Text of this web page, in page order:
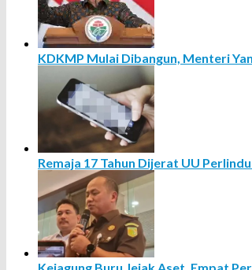
KDKMP Mulai Dibangun, Menteri
Remaja 17 Tahun Dijerat UU